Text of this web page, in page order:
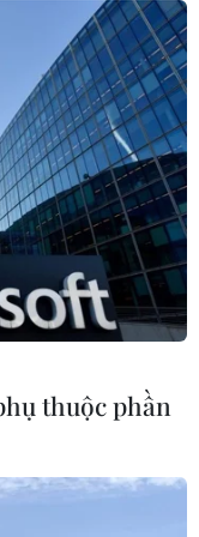
thuộc phần